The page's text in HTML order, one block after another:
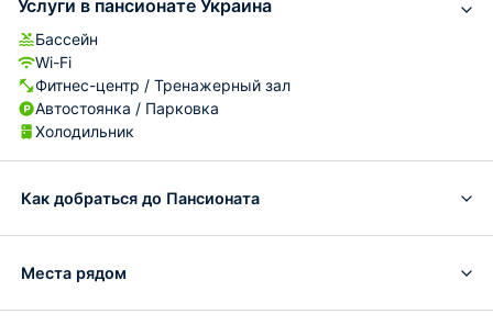
Услуги в пансионате Украина
Бассейн
Wi-Fi
Фитнес-центр / Тренажерный зал
Автостоянка / Парковка
Холодильник
Как добраться до Пансионата
Места рядом